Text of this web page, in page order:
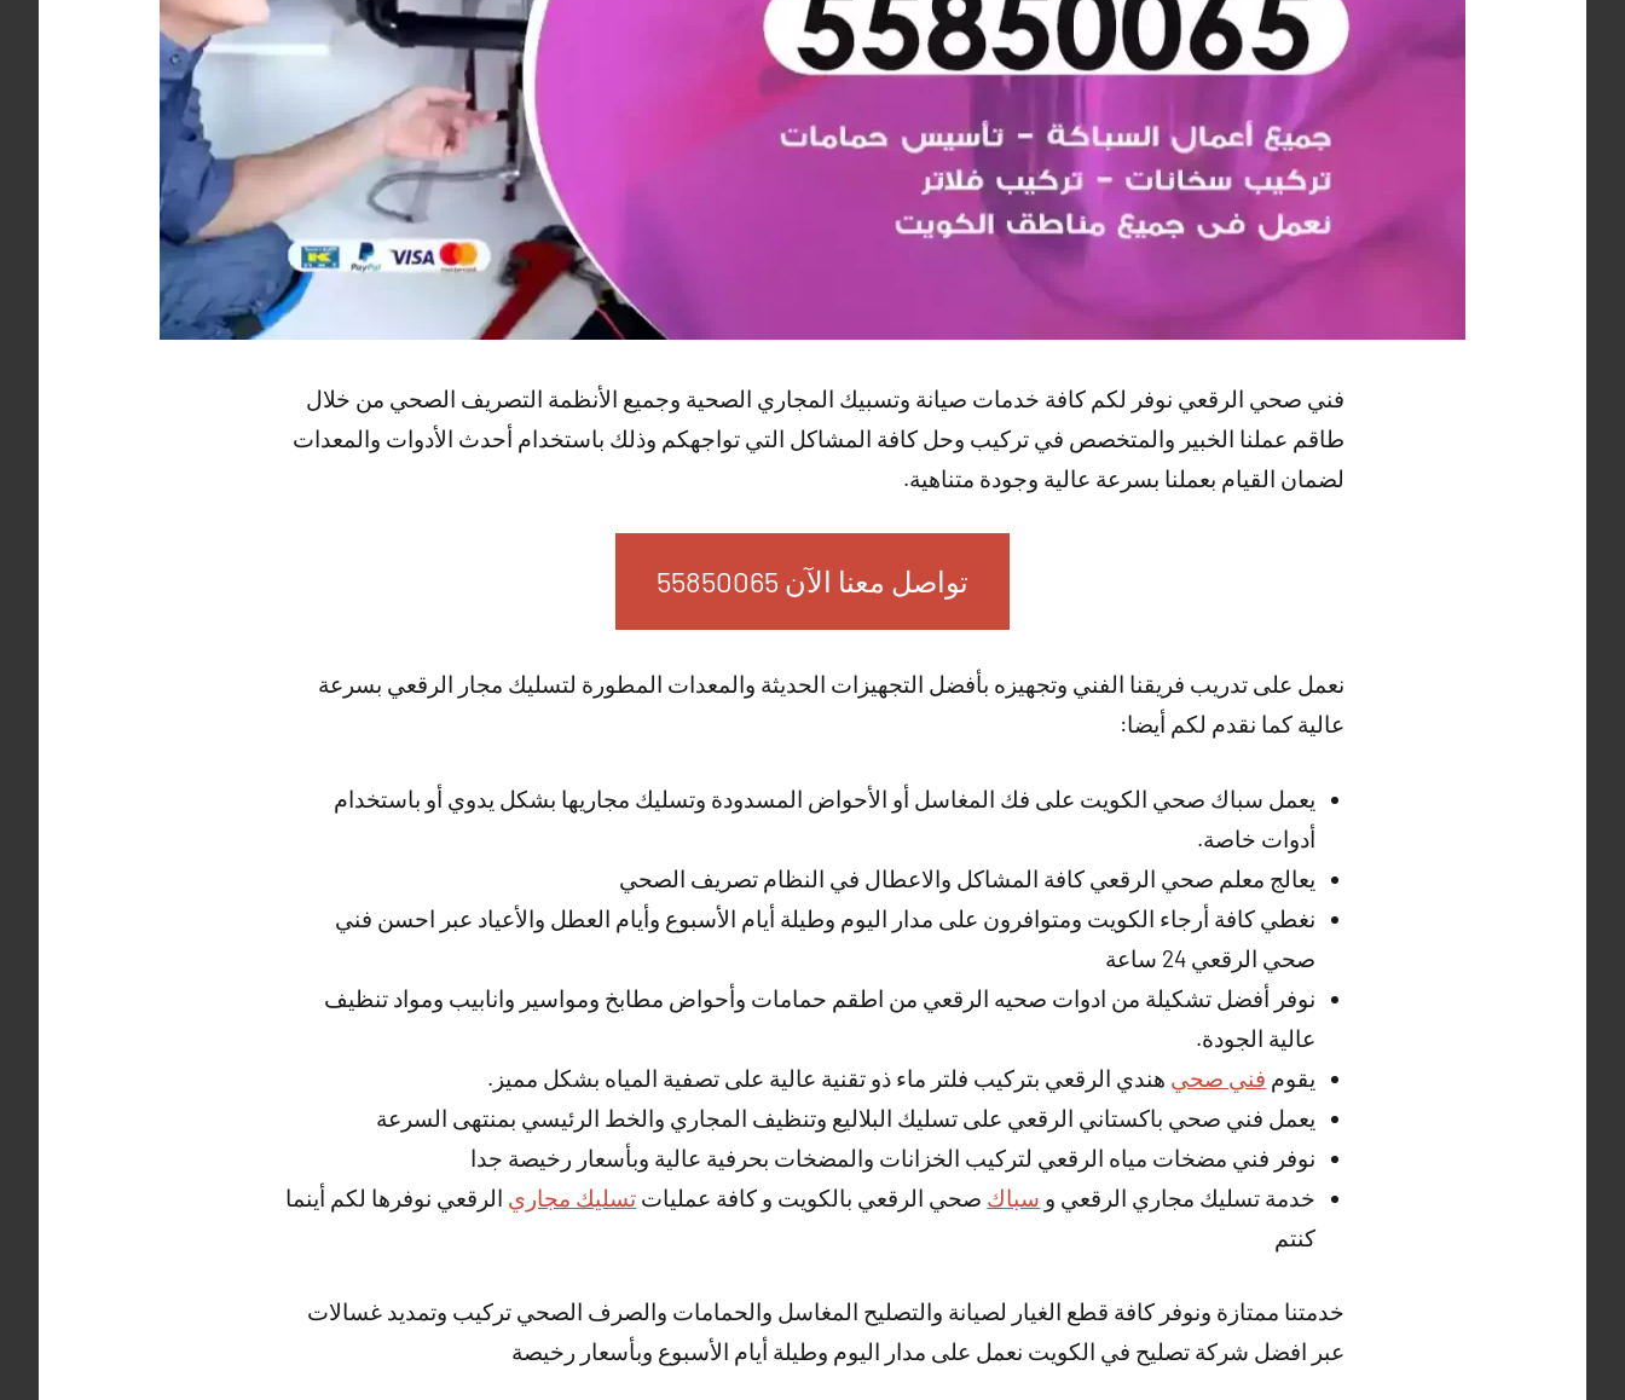
فني صحي الرقعي نوفر لكم كافة خدمات صيانة وتسبيك المجاري الصحية وجميع الأنظمة التصريف الصحي من خلال
طاقم عملنا الخبير والمتخصص في تركيب وحل كافة المشاكل التي تواجهكم وذلك باستخدام أحدث الأدوات والمعدات
لضمان القيام بعملنا بسرعة عالية وجودة متناهية.
تواصل معنا الآن 55850065
نعمل على تدريب فريقنا الفني وتجهيزه بأفضل التجهيزات الحديثة والمعدات المطورة لتسليك مجار الرقعي بسرعة
عالية كما نقدم لكم أيضا:
يعمل سباك صحي الكويت على فك المغاسل أو الأحواض المسدودة وتسليك مجاريها بشكل يدوي أو باستخدام
أدوات خاصة.
يعالج معلم صحي الرقعي كافة المشاكل والاعطال في النظام تصريف الصحي
نغطي كافة أرجاء الكويت ومتوافرون على مدار اليوم وطيلة أيام الأسبوع وأيام العطل والأعياد عبر احسن فني
صحي الرقعي 24 ساعة
نوفر أفضل تشكيلة من ادوات صحيه الرقعي من اطقم حمامات وأحواض مطابخ ومواسير وانابيب ومواد تنظيف
عالية الجودة.
يقوم فني صحي هندي الرقعي بتركيب فلتر ماء ذو تقنية عالية على تصفية المياه بشكل مميز.
يعمل فني صحي باكستاني الرقعي على تسليك البلاليع وتنظيف المجاري والخط الرئيسي بمنتهى السرعة
نوفر فني مضخات مياه الرقعي لتركيب الخزانات والمضخات بحرفية عالية وبأسعار رخيصة جدا
خدمة تسليك مجاري الرقعي و سباك صحي الرقعي بالكويت و كافة عمليات تسليك مجاري الرقعي نوفرها لكم أينما
كنتم
خدمتنا ممتازة ونوفر كافة قطع الغيار لصيانة والتصليح المغاسل والحمامات والصرف الصحي تركيب وتمديد غسالات
عبر افضل شركة تصليح في الكويت نعمل على مدار اليوم وطيلة أيام الأسبوع وبأسعار رخيصة